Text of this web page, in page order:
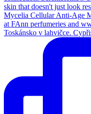
Toskánsko v lahvičce.